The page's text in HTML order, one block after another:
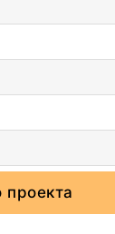
проекта